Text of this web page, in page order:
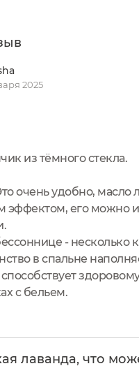
2025
из тёмного стекла.
очень удобно, масло
его можно
- несколько
в спальне
с бельем.
лаванда, что